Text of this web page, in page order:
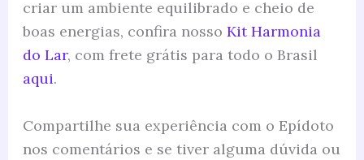
criar um ambiente equilibrado e cheio de
boas energias, confira nosso Kit Harmonia
do Lar, com frete grátis para todo o Brasil
aqui.
Compartilhe sua experiência com o Epídoto
nos comentários e se tiver alguma dúvida ou